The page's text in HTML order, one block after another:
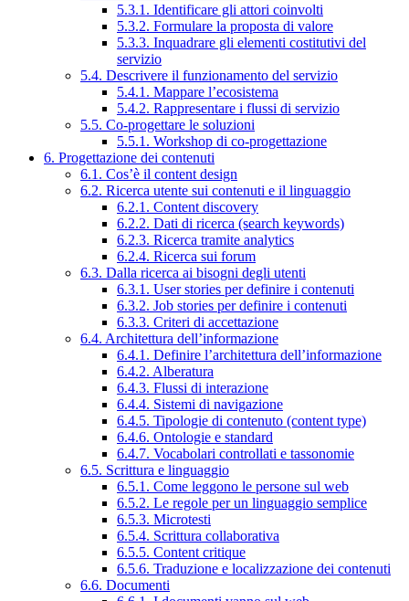
5.3.1. Identificare gli attori coinvolti
5.3.2. Formulare la proposta di valore
5.3.3. Inquadrare gli elementi costitutivi del
servizio
5.4. Descrivere il funzionamento del servizio
5.4.1. Mappare l’ecosistema
5.4.2. Rappresentare i flussi di servizio
5.5. Co-progettare le soluzioni
5.5.1. Workshop di co-progettazione
6. Progettazione dei contenuti
6.1. Cos’è il content design
6.2. Ricerca utente sui contenuti e il linguaggio
6.2.1. Content discovery
6.2.2. Dati di ricerca (search keywords)
6.2.3. Ricerca tramite analytics
6.2.4. Ricerca sui forum
6.3. Dalla ricerca ai bisogni degli utenti
6.3.1. User stories per definire i contenuti
6.3.2. Job stories per definire i contenuti
6.3.3. Criteri di accettazione
6.4. Architettura dell’informazione
6.4.1. Definire l’architettura dell’informazione
6.4.2. Alberatura
6.4.3. Flussi di interazione
6.4.4. Sistemi di navigazione
6.4.5. Tipologie di contenuto (content type)
6.4.6. Ontologie e standard
6.4.7. Vocabolari controllati e tassonomie
6.5. Scrittura e linguaggio
6.5.1. Come leggono le persone sul web
6.5.2. Le regole per un linguaggio semplice
6.5.3. Microtesti
6.5.4. Scrittura collaborativa
6.5.5. Content critique
6.5.6. Traduzione e localizzazione dei contenuti
6.6. Documenti